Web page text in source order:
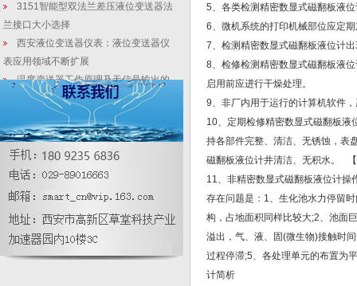
3151智能型双法兰差压液位变送器法
兰接口大小选择
西安液位变送器仪表：液位变送器仪
表应用领域不断扩展
温度变送器工作原理及无信号输出的
解决办法
压力变送器安装地点选择、安装方式
以及6点安装注意事项
双向自助：疫后科技仪表企业-多地按
下快捷键-压力
电磁流量计使用时空管报警出现原因
1199FFW型分体型法兰式远传装置|液
位变送器远传|远传传感器
5、各类检测精密数显式磁翻板液
6、微机系统的打印机械部位应定
7、检测精密数显式磁翻板液位计
8、检修检测精密数显式磁翻板液
启用前应进行干燥处理。
9、非厂内用于运行的计算机软件
10、定期检修精密数显式磁翻板液
持各部件完整、清洁、无锈蚀，表
磁翻板液位计井清洁、无积水。
11、非精密数显式磁翻板液位计操
存在问题是：1、生化池水力停留
构，占地面积同样比较大;2、池面
溢出，气、液、固(微生物)接触时
过程停滞;5、各处理单元的布置为
计简析